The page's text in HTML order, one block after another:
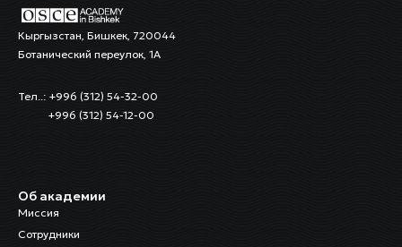
Кыргызстан, Бишкек, 720044
Ботанический переулок, 1А
Тел..: +996 (312) 54-32-00
+996 (312) 54-12-00
Об академии
Миссия
Сотрудники